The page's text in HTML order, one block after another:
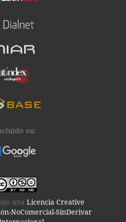
en:
una Licencia Creative
NoComercial-SinDerivar